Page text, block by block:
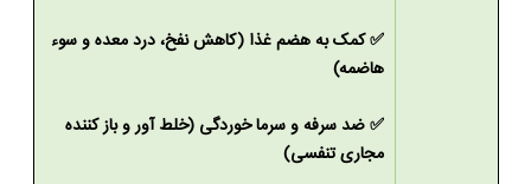
✅کمک به هضم غذا (کاهش نفخ، درد معده و سوء
هاضمه)
✅ضد سرفه و سرما خوردگی (خلط آور و باز کننده
مجاری تنفسی)